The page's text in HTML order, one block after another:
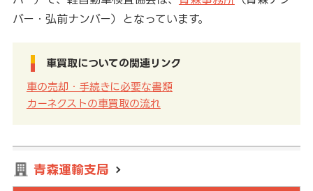
バー・弘前ナンバー）となっています。
車買取についての関連リンク
車の売却・手続きに必要な書類
カーネクストの車買取の流れ
青森運輸支局